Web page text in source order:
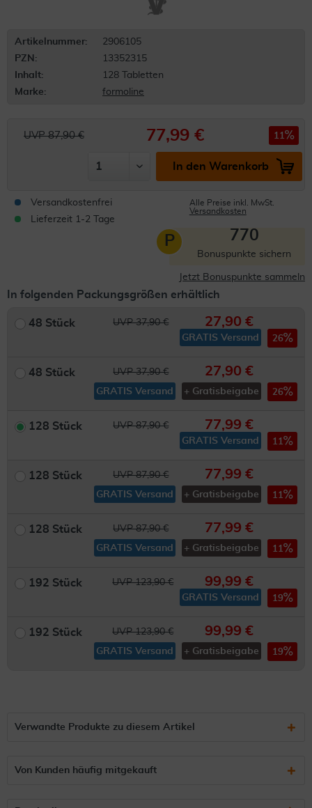
Artikelnummer:
2906105
PZN:
13352315
Inhalt:
128 Tabletten
Marke:
formoline
UVP 87,90 € 77,99 € 11
In den Warenkorb
Versandkostenfrei
Lieferzeit 1-2 Tage
Alle Preise inkl. MwSt.
Versandkosten
P 770
Bonuspunkte sichern
Jetzt Bonuspunkte sammeln
In folgenden Packungsgrößen erhältlich
48 Stück UVP 37,90 € 27,90 €
GRATIS Versand 26
48 Stück UVP 37,90 € 27,90 €
GRATIS Versand + Gratisbeigabe 26
128 Stück UVP 87,90 € 77,99 €
GRATIS Versand 11
128 Stück UVP 87,90 € 77,99 €
GRATIS Versand + Gratisbeigabe 11
128 Stück UVP 87,90 € 77,99 €
GRATIS Versand + Gratisbeigabe 11
192 Stück UVP 123,90 € 99,99 €
GRATIS Versand 19
192 Stück UVP 123,90 € 99,99 €
GRATIS Versand + Gratisbeigabe 19
Verwandte Produkte zu diesem Artikel
Von Kunden häufig mitgekauft